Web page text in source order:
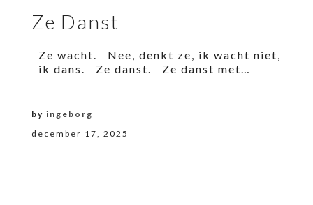
Ze Danst
Ze wacht. Nee, denkt ze, ik wacht niet,
ik dans. Ze danst. Ze danst met…
december 17, 2025
by ingeborg